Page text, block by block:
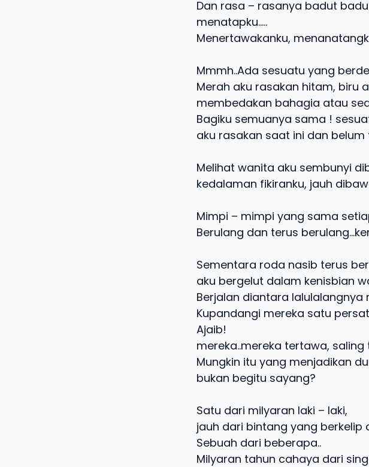
Dan rasa – rasanya badut
menatapku…..
Menertawakanku,
Mmmh..Ada sesuatu yang
Merah aku rasakan hitam, biru
membedakan bahagia atau
Bagiku semuanya sama !
aku rasakan saat ini dan
Melihat wanita aku sembunyi
kedalaman fikiranku, jauh
Mimpi – mimpi yang sama
Berulang dan terus
Sementara roda nasib terus
aku bergelut dalam kenisbian
Berjalan diantara lalulalangnya
Kupandangi mereka satu
Ajaib!
mereka..mereka tertawa,
Mungkin itu yang menjadikan
bukan begitu sayang?
Satu dari milyaran laki – laki,
jauh dari bintang yang berkelip
Sebuah dari beberapa..
Milyaran tahun cahaya dari